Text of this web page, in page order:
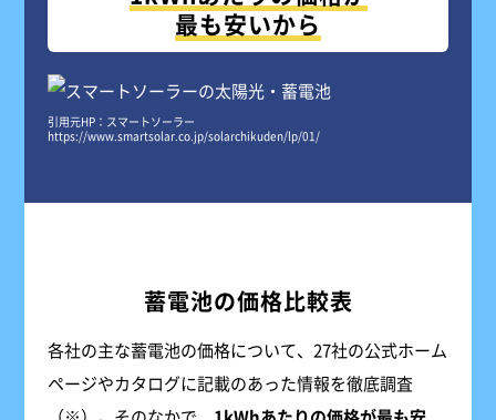
最も安いから
引用元HP：スマートソーラー
https://www.smartsolar.co.jp/solarchikuden/lp/01/
蓄電池の価格比較表
各社の主な蓄電池の価格について、27社の公式ホーム
ページやカタログに記載のあった情報を徹底調査